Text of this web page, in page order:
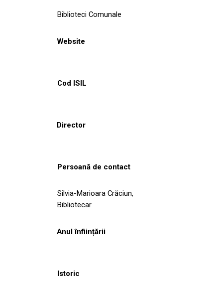
NOUTĂȚI
Biblioteci Comunale
Website
Cod ISIL
Director
Persoană de contact
Silvia-Marioara Crăciun,
Bibliotecar
Anul înființării
Istoric